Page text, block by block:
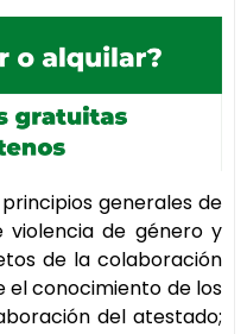
generales de
de género y
de la colaboración
el conocimiento de los
del atestado;